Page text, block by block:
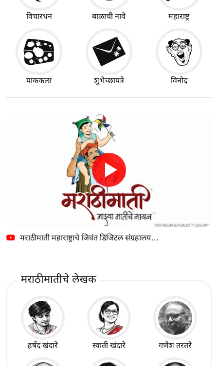
विचारधन बाळाची नावे महाराष्ट्र
पाककला शुभेच्छापत्रे विनोद
मराठीमाती महाराष्ट्राचे जिवंत डिजिटल संग्रहालय…
मराठीमातीचे लेखक
हर्षद खंदारे स्वाती खंदारे गणेश तरतरे